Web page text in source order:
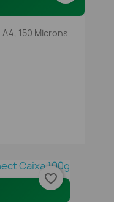
150 Microns
favorite_border